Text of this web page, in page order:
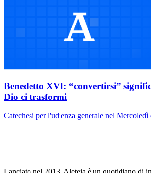
Benedetto XVI: “convertirsi”
Dio ci trasformi
Catechesi per l'udienza generale nel Mercoledì